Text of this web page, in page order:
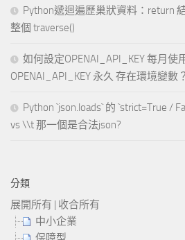
Python遞迴遍歷巢狀資料：return
整個 traverse()
如何設定OPENAI_API_KEY 每月使
OPENAI_API_KEY 永久 存在環境變數
Python `json.loads` 的 `strict=True /
vs \\t 那一個是合法json?
分類
展開所有 | 收合所有
中小企業